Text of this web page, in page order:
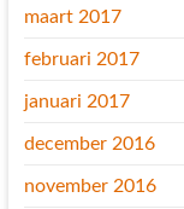
maart 2017
februari 2017
januari 2017
december 2016
november 2016